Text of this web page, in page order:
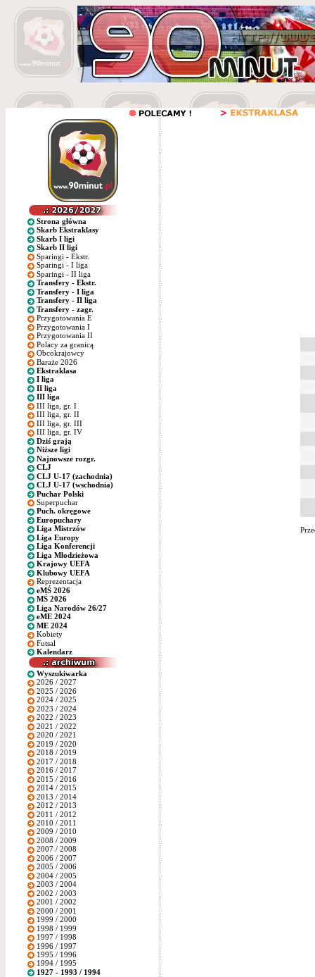
Strona główna
Skarb Ekstraklasy
Skarb I ligi
Skarb II ligi
Sparingi - Ekstr.
Sparingi - I liga
Sparingi - II liga
Transfery - Ekstr.
Transfery - I liga
Transfery - II liga
Transfery - zagr.
Przygotowania E
Przygotowania I
Przygotowania II
Polacy za granicą
Obcokrajowcy
Baraże 2026
Ekstraklasa
I liga
II liga
III liga
III liga, gr. I
III liga, gr. II
III liga, gr. III
III liga, gr. IV
Dziś grają
Niższe ligi
Najnowsze rozgr.
CLJ
CLJ U-17 (zachodnia)
CLJ U-17 (wschodnia)
Puchar Polski
Superpuchar
Puch. okręgowe
Europuchary
Liga Mistrzów
Liga Europy
Liga Konferencji
Liga Młodzieżowa
Krajowy UEFA
Klubowy UEFA
Reprezentacja
eMŚ 2026
MŚ 2026
Liga Narodów 26/27
eME 2024
ME 2024
Kobiety
Futsal
Kalendarz
Wyszukiwarka
2026 / 2027
2025 / 2026
2024 / 2025
2023 / 2024
2022 / 2023
2021 / 2022
2020 / 2021
2019 / 2020
2018 / 2019
2017 / 2018
2016 / 2017
2015 / 2016
2014 / 2015
2013 / 2014
2012 / 2013
2011 / 2012
2010 / 2011
2009 / 2010
2008 / 2009
2007 / 2008
2006 / 2007
2005 / 2006
2004 / 2005
2003 / 2004
2002 / 2003
2001 / 2002
2000 / 2001
1999 / 2000
1998 / 1999
1997 / 1998
1996 / 1997
1995 / 1996
1994 / 1995
1927 - 1993 / 1994